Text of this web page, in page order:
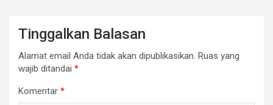
Tinggalkan Balasan
Alamat email Anda tidak akan dipublikasikan. Ruas yang
wajib ditandai *
Komentar *